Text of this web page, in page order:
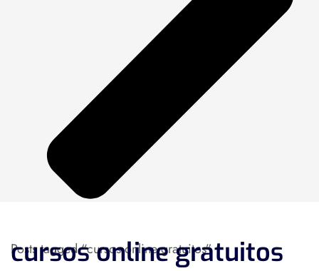
Posts tagged “cursos online gratuitos”
cursos online gratuitos